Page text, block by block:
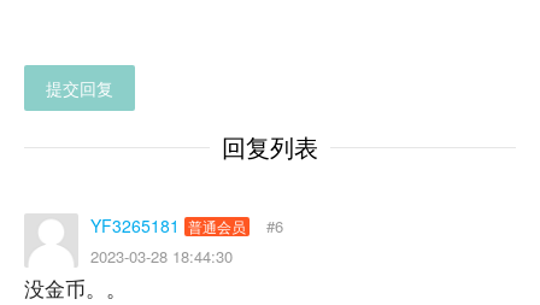
提交回复
回复列表
YF3265181 普通会员
#6
2023-03-28 18:44:30
没金币。。